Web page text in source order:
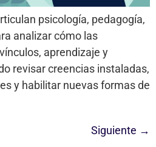
psicología, pedagogía,
analizar cómo las
aprendizaje y
revisar creencias instaladas,
y habilitar nuevas formas de
Siguiente →